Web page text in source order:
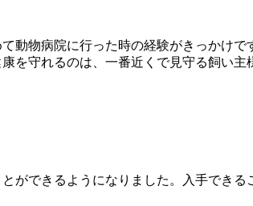
動物病院に行った時の経験がきっかけ
を守れるのは、一番近くで見守る飼い
ができるようになりました。入手でき